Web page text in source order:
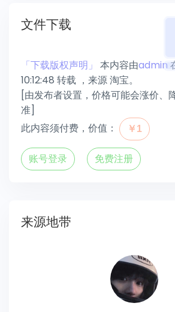
文件下载
「下载版权声明」 本内容由admin
10:12:48 转载 ，来源 淘宝。
[由发布者设置，价格可能会涨价、
准]
此内容须付费，价值：
￥1
账号登录 免费注册
来源地带